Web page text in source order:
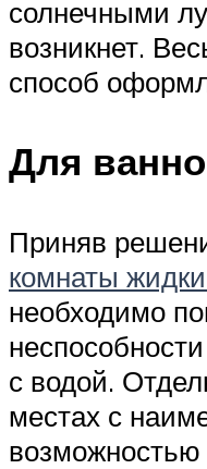
солнечными
возникнет.
способ
Для
Приняв
комнаты
необходимо
с водой.
местах с
возможностью